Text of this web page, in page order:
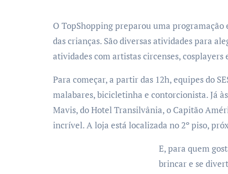
O TopShopping preparou uma programação especial gratuita para este sábado, 12 de outubro, Dia
das crianças. São diversas atividades para
atividades com artistas circenses, cosplayers
Para começar, a partir das 12h, equipes do
malabares, bicicletinha e contorcionista. Já
Mavis, do Hotel Transilvânia, o Capitão
incrível. A loja está localizada no 2º piso,
E, para quem
brincar e se